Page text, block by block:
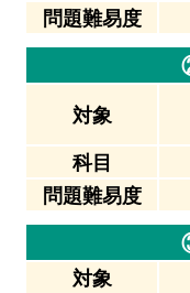
問題難易度
対象
科目
問題難易度
対象